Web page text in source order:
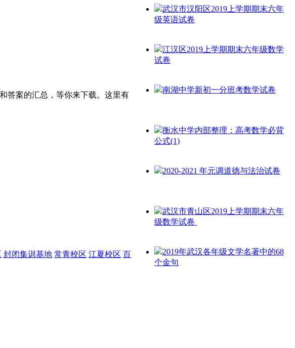
武汉市汉阳区2019上学期期末六年
级英语试卷
江汉区2019上学期期末六年级数学
试卷
南湖中学新初一分班考数学试卷
衡水中学内部整理：高考数学必背
公式(1)
2020-2021 年元调道德与法治试卷
武汉市青山区2019上学期期末六年
级数学试卷 ​
2019年武汉各年级文学名著中的68
个金句
答案的汇总，等你来下载。这里有
封闭集训基地 常青校区 江夏校区 百